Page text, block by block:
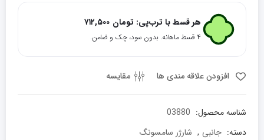
Samsung
35W
PD
Adapter
هر قسط با ترب‌پی: ۷۱۲,۵۰۰ تومان
۴ قسط ماهانه. بدون سود، چک و ضامن.
افزودن علاقه مندی ها مقایسه
شناسه محصول: 03880
دسته: جانبی , شارژر سامسونگ